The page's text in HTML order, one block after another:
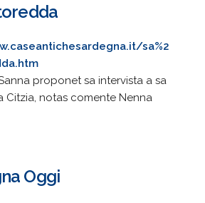
sa%2
proponet sa intervista a sa
Citzia, notas comente Nenna
Oggi